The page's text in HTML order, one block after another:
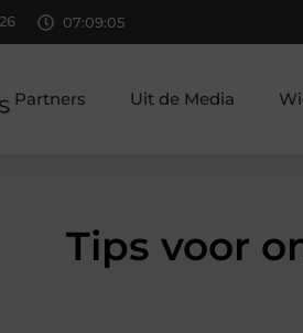
07:09:06
Partners Uit de Media
Tips voor